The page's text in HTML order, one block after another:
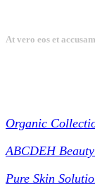
At vero eos et
Organic
ABCDEH
Pure Skin